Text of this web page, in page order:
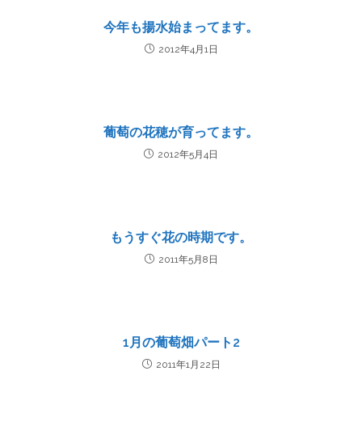
今年も揚水始まってます。
2012年4月1日
葡萄の花穂が育ってます。
2012年5月4日
もうすぐ花の時期です。
2011年5月8日
1月の葡萄畑パート2
2011年1月22日